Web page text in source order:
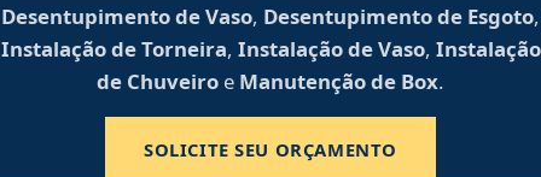
Desentupimento de Vaso, Desentupimento de Esgoto,
Instalação de Torneira, Instalação de Vaso, Instalação
de Chuveiro e Manutenção de Box.
SOLICITE SEU ORÇAMENTO